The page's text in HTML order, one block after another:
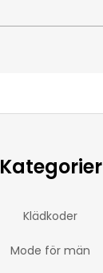
Kategorier
Klädkoder
Mode för män